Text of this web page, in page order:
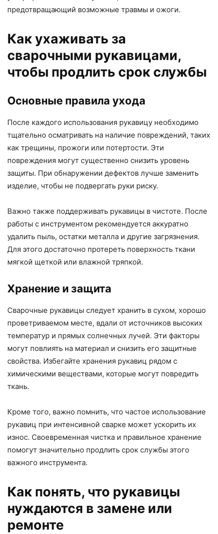
предотвращающий возможные травмы и ожоги.
Как ухаживать за
сварочными рукавицами,
чтобы продлить срок службы
Основные правила ухода
После каждого использования рукавицу необходимо
тщательно осматривать на наличие повреждений, таких
как трещины, прожоги или потертости. Эти
повреждения могут существенно снизить уровень
защиты. При обнаружении дефектов лучше заменить
изделие, чтобы не подвергать руки риску.
Важно также поддерживать рукавицы в чистоте. После
работы с инструментом рекомендуется аккуратно
удалить пыль, остатки металла и другие загрязнения.
Для этого достаточно протереть поверхность ткани
мягкой щеткой или влажной тряпкой.
Хранение и защита
Сварочные рукавицы следует хранить в сухом, хорошо
проветриваемом месте, вдали от источников высоких
температур и прямых солнечных лучей. Эти факторы
могут повлиять на материал и снизить его защитные
свойства. Избегайте хранения рукавиц рядом с
химическими веществами, которые могут повредить
ткань.
Кроме того, важно помнить, что частое использование
рукавиц при интенсивной сварке может ускорить их
износ. Своевременная чистка и правильное хранение
помогут значительно продлить срок службы этого
важного инструмента.
Как понять, что рукавицы
нуждаются в замене или
ремонте